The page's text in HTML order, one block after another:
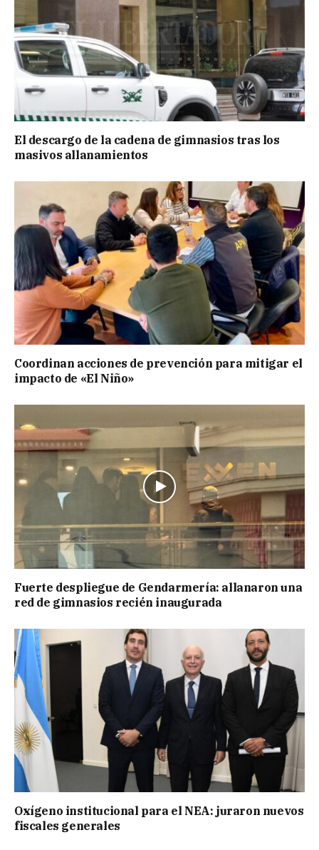
El descargo de la cadena de gimnasios tras los
masivos allanamientos
Coordinan acciones de prevención para mitigar el
impacto de «El Niño»
Fuerte despliegue de Gendarmería: allanaron una
red de gimnasios recién inaugurada
Oxígeno institucional para el NEA: juraron nuevos
fiscales generales